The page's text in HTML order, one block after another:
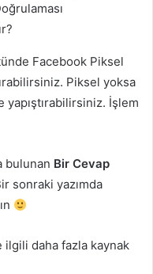
Facebook Piksel
Piksel yoksa
İşlem
bulunan Bir Cevap
sonraki yazımda
ilgili daha fazla kaynak